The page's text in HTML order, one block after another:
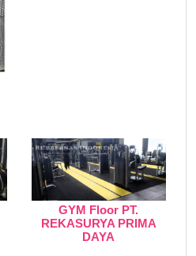
GYM Floor PT.
REKASURYA PRIMA
DAYA